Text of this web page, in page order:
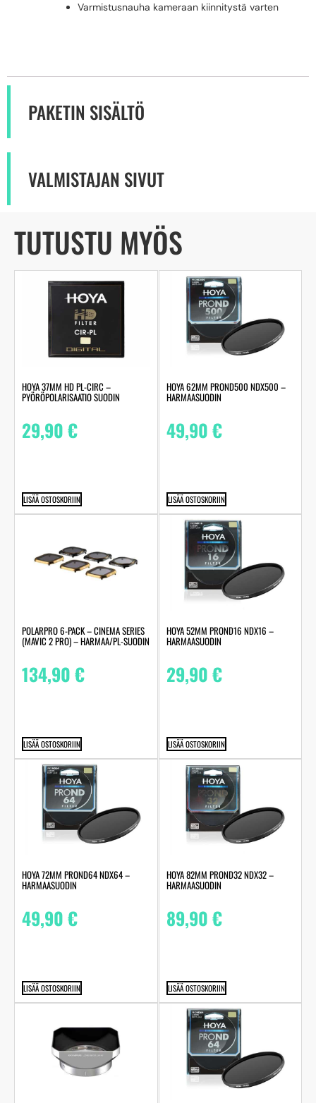
Varmistusnauha kameraan kiinnitystä varten
PAKETIN SISÄLTÖ
VALMISTAJAN SIVUT
TUTUSTU MYÖS
HOYA 37MM HD PL-CIRC –
PYÖRÖPOLARISAATIO SUODIN
29,90€
LISÄÄ OSTOSKORIIN
HOYA 62MM PROND500 NDX500 –
HARMAASUODIN
49,90€
LISÄÄ OSTOSKORIIN
POLARPRO 6-PACK – CINEMA SERIES
(MAVIC 2 PRO) – HARMAA/PL-SUODIN
134,90€
LISÄÄ OSTOSKORIIN
HOYA 52MM PROND16 NDX16 –
HARMAASUODIN
29,90€
LISÄÄ OSTOSKORIIN
HOYA 72MM PROND64 NDX64 –
HARMAASUODIN
49,90€
LISÄÄ OSTOSKORIIN
HOYA 82MM PROND32 NDX32 –
HARMAASUODIN
89,90€
LISÄÄ OSTOSKORIIN